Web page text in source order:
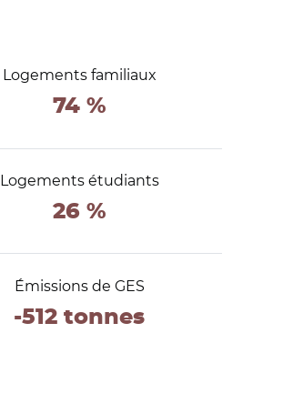
Logements familiaux
74 %
Logements étudiants
26 %
Émissions de GES
-512 tonnes